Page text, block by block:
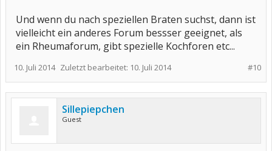
Und wenn du nach speziellen Braten suchst, dann ist
vielleicht ein anderes Forum bessser geeignet, als
ein Rheumaforum, gibt spezielle Kochforen etc...
#10
10. Juli 2014 Zuletzt bearbeitet: 10. Juli 2014
Sillepiepchen
Guest